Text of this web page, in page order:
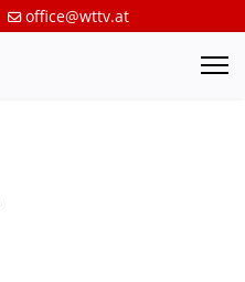
office@wttv.at